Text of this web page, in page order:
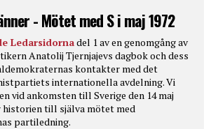
- Mötet med S i maj 1972
Ledarsidornadel 1 av en genomgång av
Anatolij Tjernjajevs dagbok och dess
kontakter med det
internationella avdelning. Vi
vid ankomsten till Sverige den 14 maj
historien till själva mötet med
partiledning.